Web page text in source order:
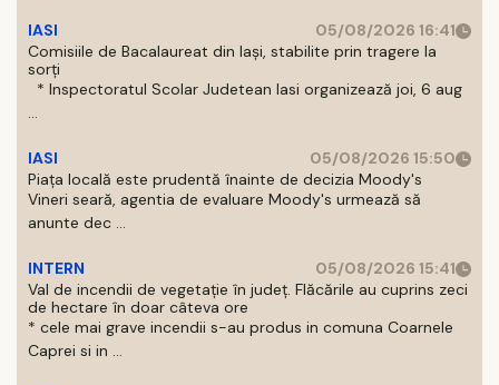
IASI
05/08/2026 16:41
Comisiile de Bacalaureat din Iași, stabilite prin tragere la
sorți
* Inspectoratul Scolar Judetean Iasi organizează joi, 6 aug
...
IASI
05/08/2026 15:50
Piața locală este prudentă înainte de decizia Moody's
Vineri seară, agentia de evaluare Moody's urmează să
anunte dec ...
INTERN
05/08/2026 15:41
Val de incendii de vegetație în județ. Flăcările au cuprins zeci
de hectare în doar câteva ore
* cele mai grave incendii s-au produs in comuna Coarnele
Caprei si in ...